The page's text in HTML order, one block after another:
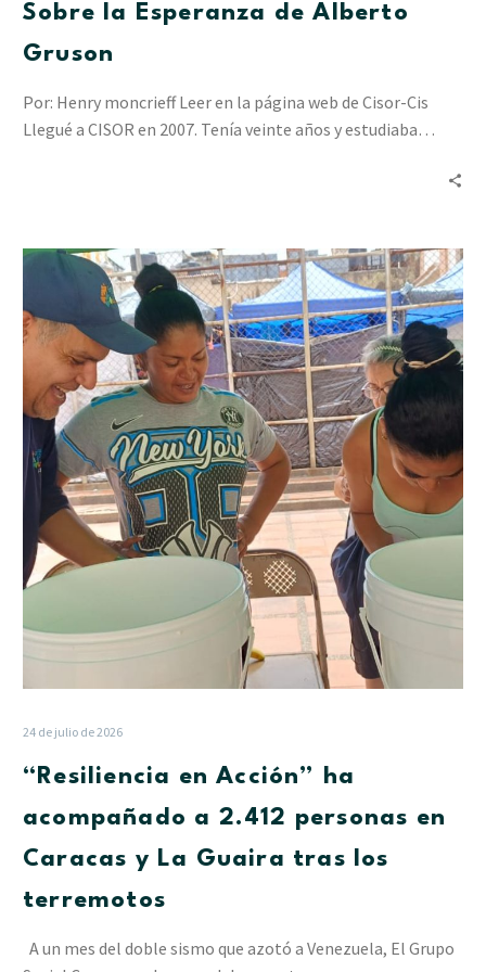
Sobre la Esperanza de Alberto
Gruson
Por: Henry moncrieff Leer en la página web de Cisor-Cis
Llegué a CISOR en 2007. Tenía veinte años y estudiaba…
“Resiliencia
en
Acción”
ha
acompañado
a
2.412
personas
en
Caracas
y
La
Guaira
tras
los
terremotos
24 de julio de 2026
“Resiliencia en Acción” ha
acompañado a 2.412 personas en
Caracas y La Guaira tras los
terremotos
A un mes del doble sismo que azotó a Venezuela, El Grupo